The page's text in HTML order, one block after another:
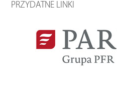
PRZYDATNE LINKI